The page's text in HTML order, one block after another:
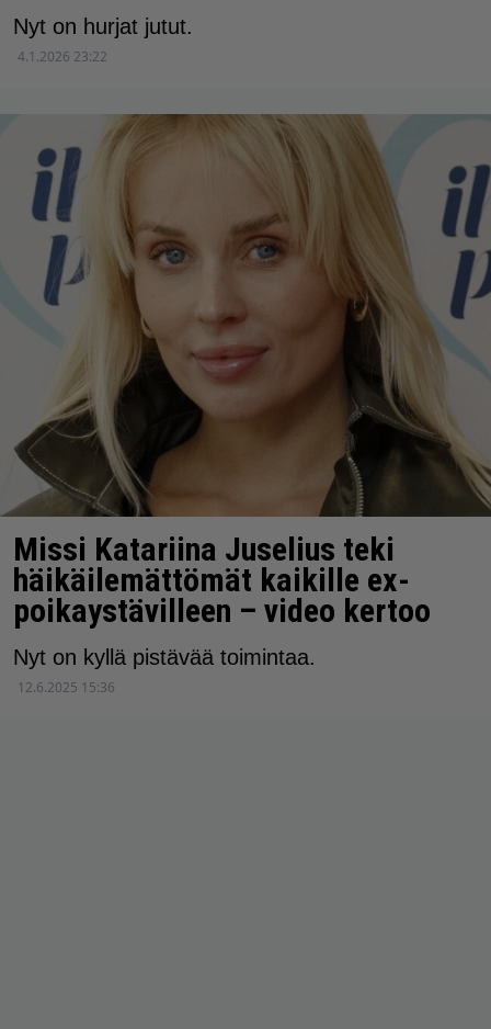
Nyt on hurjat jutut.
4.1.2026 23:22
Missi Katariina Juselius teki
häikäilemättömät kaikille ex-
poikaystävilleen – video kertoo
Nyt on kyllä pistävää toimintaa.
12.6.2025 15:36